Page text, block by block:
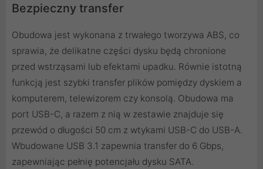
Bezpieczny transfer
Obudowa jest wykonana z trwałego tworzywa ABS, co
sprawia, że delikatne części dysku będą chronione
przed wstrząsami lub efektami upadku. Równie istotną
funkcją jest szybki transfer plików pomiędzy dyskiem a
komputerem, telewizorem czy konsolą. Obudowa ma
port USB-C, a razem z nią w zestawie znajduje się
przewód o długości 50 cm z wtykami USB-C do USB-A.
Wbudowane USB 3.1 zapewnia transfer do 6 Gbps,
zapewniając pełnię potencjału dysku SATA.